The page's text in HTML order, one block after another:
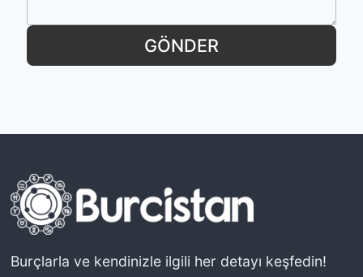
GÖNDER
Burçlarla ve kendinizle ilgili her detayı keşfedin!